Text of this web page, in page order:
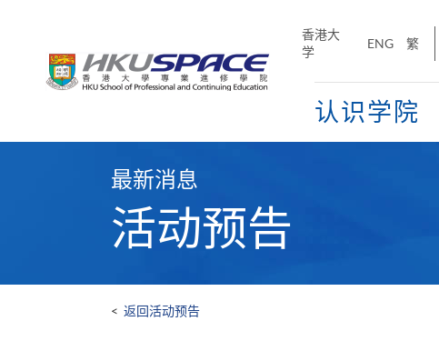
香港大
学
ENG 繁
认识学院
最新消息
活动预告
< 返回活动预告